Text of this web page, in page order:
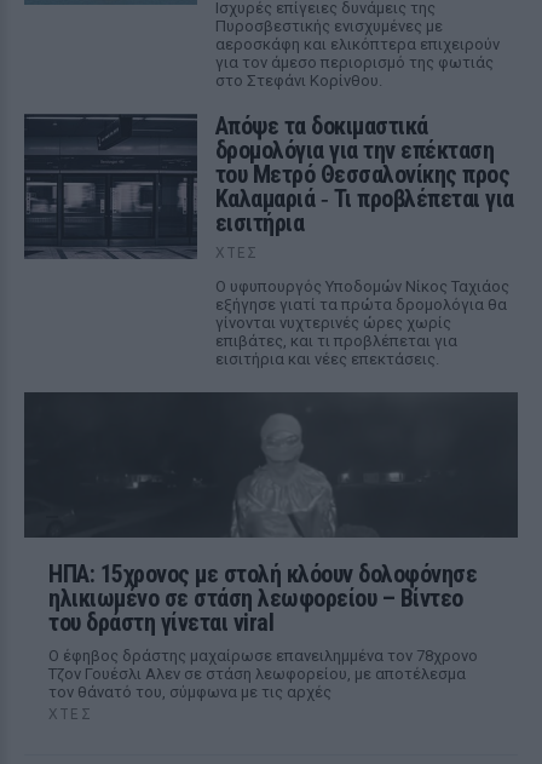
Ισχυρές επίγειες δυνάμεις της
Πυροσβεστικής ενισχυμένες με
αεροσκάφη και ελικόπτερα επιχειρούν
για τον άμεσο περιορισμό της φωτιάς
στο Στεφάνι Κορίνθου.
Απόψε τα δοκιμαστικά
δρομολόγια για την επέκταση
του Μετρό Θεσσαλονίκης προς
Καλαμαριά ‑ Τι προβλέπεται για
εισιτήρια
ΧΤΕΣ
Ο υφυπουργός Υποδομών Νίκος Ταχιάος
εξήγησε γιατί τα πρώτα δρομολόγια θα
γίνονται νυχτερινές ώρες χωρίς
επιβάτες, και τι προβλέπεται για
εισιτήρια και νέες επεκτάσεις.
ΗΠΑ: 15χρονος με στολή κλόουν δολοφόνησε
ηλικιωμένο σε στάση λεωφορείου – Βίντεο
του δράστη γίνεται viral
Ο έφηβος δράστης μαχαίρωσε επανειλημμένα τον 78χρονο
Τζον Γουέσλι Αλεν σε στάση λεωφορείου, με αποτέλεσμα
τον θάνατό του, σύμφωνα με τις αρχές
ΧΤΕΣ